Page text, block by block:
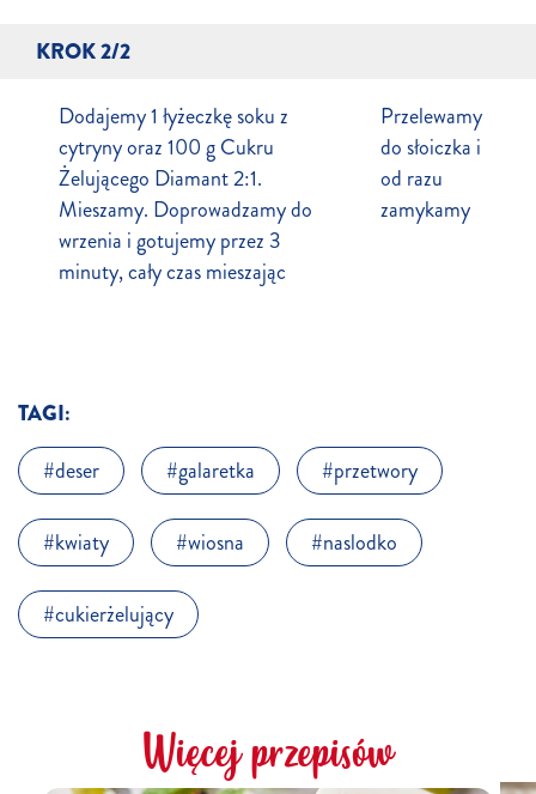
KROK 2/2
Dodajemy 1 łyżeczkę soku z
cytryny oraz 100 g Cukru
Żelującego Diamant 2:1.
Mieszamy. Doprowadzamy do
wrzenia i gotujemy przez 3
minuty, cały czas mieszając
Przelewamy
do słoiczka i
od razu
zamykamy
TAGI:
deser
galaretka przetwory
kwiaty wiosna naslodko
cukierżelujący
Więcej przepisów